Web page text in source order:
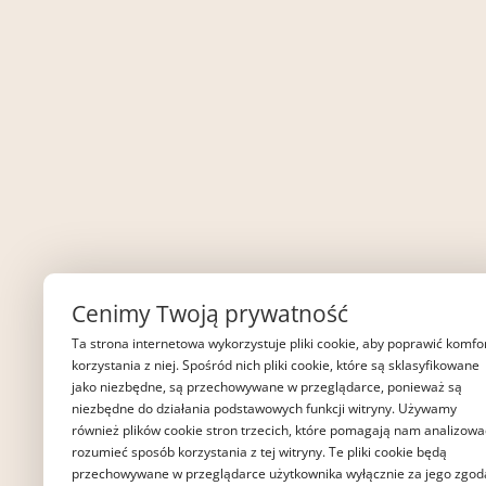
Cenimy Twoją prywatność
Ta strona internetowa wykorzystuje pliki cookie, aby poprawić
korzystania z niej. Spośród nich pliki cookie, które są sklasyfikowane
jako niezbędne, są przechowywane w przeglądarce, ponieważ są
niezbędne do działania podstawowych funkcji witryny. Używamy
również plików cookie stron trzecich, które pomagają nam
rozumieć sposób korzystania z tej witryny. Te pliki cookie będą
przechowywane w przeglądarce użytkownika wyłącznie za jego